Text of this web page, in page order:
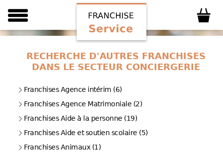
RECHERCHE D'AUTRES FRANCHISES
DANS LE SECTEUR CONCIERGERIE
Franchises Agence intérim (6)
Franchises Agence Matrimoniale (2)
Franchises Aide à la personne (19)
Franchises Aide et soutien scolaire (5)
Franchises Animaux (1)